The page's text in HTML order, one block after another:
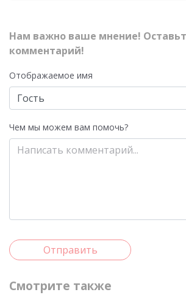
Нам важно ваше мнение!
комментарий!
Отображаемое имя
Чем мы можем вам помочь?
Отправить
Смотрите также